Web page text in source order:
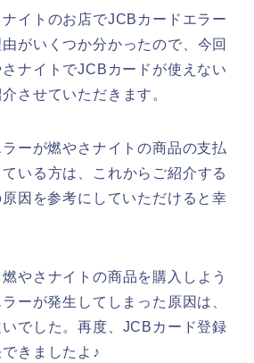
イトのお店でJCBカードエラー
がいくつか分かったので、今回
ナイトでJCBカードが使えない
させていただきます。
ーが燃やさナイトの商品の支払
いる方は、これからご紹介する
因を参考にしていただけると幸
やさナイトの商品を購入しよう
ーが発生してしまった原因は、
でした。再度、JCBカード登録
きましたよ♪